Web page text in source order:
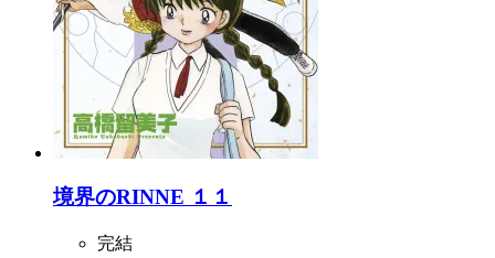
境界のRINNE １１
完結